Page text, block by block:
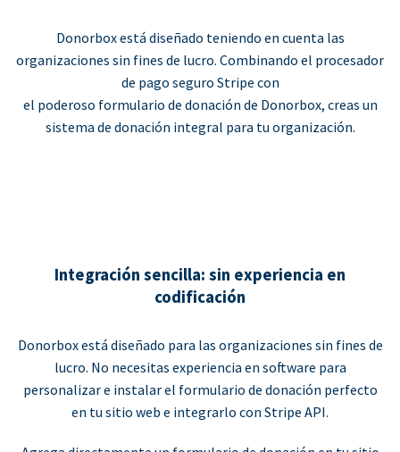
Donorbox está diseñado teniendo en cuenta las
organizaciones sin fines de lucro. Combinando el procesador
de pago seguro Stripe con
el poderoso formulario de donación de Donorbox, creas un
sistema de donación integral para tu organización.
Integración sencilla: sin experiencia en
codificación
Donorbox está diseñado para las organizaciones sin fines de
lucro. No necesitas experiencia en software para
personalizar e instalar el formulario de donación perfecto
en tu sitio web e integrarlo con Stripe API.